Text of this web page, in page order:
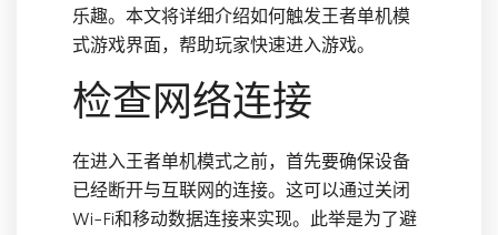
乐趣。本文将详细介绍如何触发王者单机模
式游戏界面，帮助玩家快速进入游戏。
检查网络连接
在进入王者单机模式之前，首先要确保设备
已经断开与互联网的连接。这可以通过关闭
Wi-Fi和移动数据连接来实现。此举是为了避